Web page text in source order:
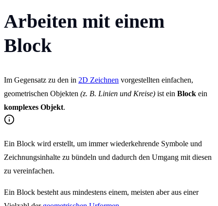
Arbeiten mit einem
Block
Im Gegensatz zu den in 2D Zeichnen vorgestellten einfachen,
geometrischen Objekten (z. B. Linien und Kreise) ist ein Block ein
komplexes Objekt.
Ein Block wird erstellt, um immer wiederkehrende Symbole und
Zeichnungsinhalte zu bündeln und dadurch den Umgang mit diesen
zu vereinfachen.
Ein Block besteht aus mindestens einem, meisten aber aus einer